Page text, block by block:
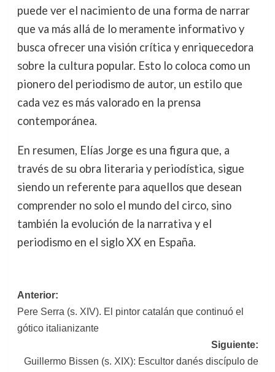
puede ver el nacimiento de una forma de narrar
que va más allá de lo meramente informativo y
busca ofrecer una visión crítica y enriquecedora
sobre la cultura popular. Esto lo coloca como un
pionero del periodismo de autor, un estilo que
cada vez es más valorado en la prensa
contemporánea.
En resumen, Elías Jorge es una figura que, a
través de su obra literaria y periodística, sigue
siendo un referente para aquellos que desean
comprender no solo el mundo del circo, sino
también la evolución de la narrativa y el
periodismo en el siglo XX en España.
Navegación
de
Anterior:
Pere Serra (s. XIV). El pintor catalán que continuó el
gótico italianizante
Siguiente:
Guillermo Bissen (s. XIX): Escultor danés discípulo de